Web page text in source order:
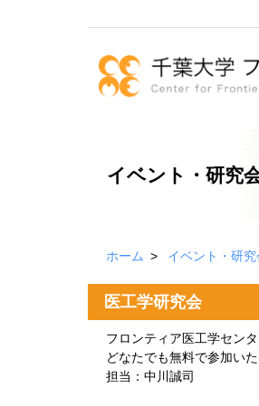
イベント・研究
ホーム イベント・研究
医工学研究会
フロンティア医工学セン
どなたでも無料で参加い
担当：中川誠司